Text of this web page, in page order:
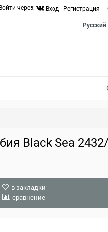
Войти через: Вход Регистрация
Русский
Black Sea
в закладки
сравнение